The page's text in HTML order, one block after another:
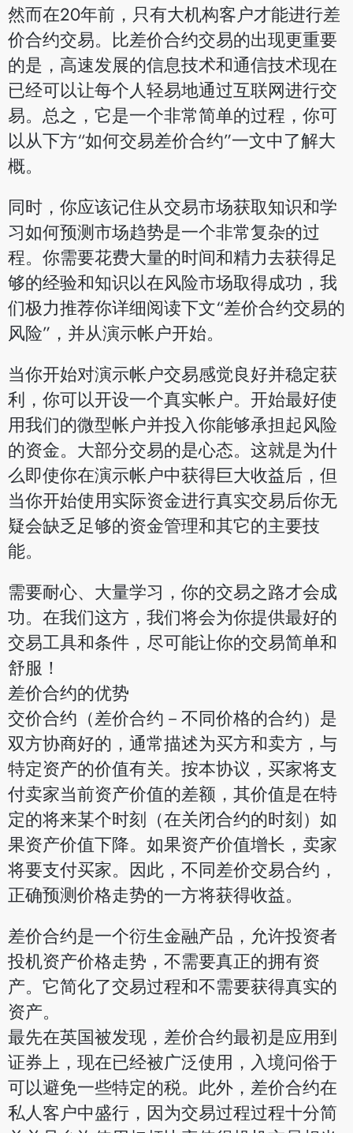
然而在20年前，只有大机构客户才能进行差
价合约交易。比差价合约交易的出现更重要
的是，高速发展的信息技术和通信技术现在
已经可以让每个人轻易地通过互联网进行交
易。总之，它是一个非常简单的过程，你可
以从下方“如何交易差价合约”一文中了解大
概。
同时，你应该记住从交易市场获取知识和学
习如何预测市场趋势是一个非常复杂的过
程。你需要花费大量的时间和精力去获得足
够的经验和知识以在风险市场取得成功，我
们极力推荐你详细阅读下文“差价合约交易的
风险”，并从演示帐户开始。
当你开始对演示帐户交易感觉良好并稳定获
利，你可以开设一个真实帐户。开始最好使
用我们的微型帐户并投入你能够承担起风险
的资金。大部分交易的是心态。这就是为什
么即使你在演示帐户中获得巨大收益后，但
当你开始使用实际资金进行真实交易后你无
疑会缺乏足够的资金管理和其它的主要技
能。
需要耐心、大量学习，你的交易之路才会成
功。在我们这方，我们将会为你提供最好的
交易工具和条件，尽可能让你的交易简单和
舒服！
差价合约的优势
交价合约（差价合约－不同价格的合约）是
双方协商好的，通常描述为买方和卖方，与
特定资产的价值有关。按本协议，买家将支
付卖家当前资产价值的差额，其价值是在特
定的将来某个时刻（在关闭合约的时刻）如
果资产价值下降。如果资产价值增长，卖家
将要支付买家。因此，不同差价交易合约，
正确预测价格走势的一方将获得收益。
差价合约是一个衍生金融产品，允许投资者
投机资产价格走势，不需要真正的拥有资
产。它简化了交易过程和不需要获得真实的
资产。
最先在英国被发现，差价合约最初是应用到
证券上，现在已经被广泛使用，入境问俗于
可以避免一些特定的税。此外，差价合约在
私人客户中盛行，因为交易过程过程十分简